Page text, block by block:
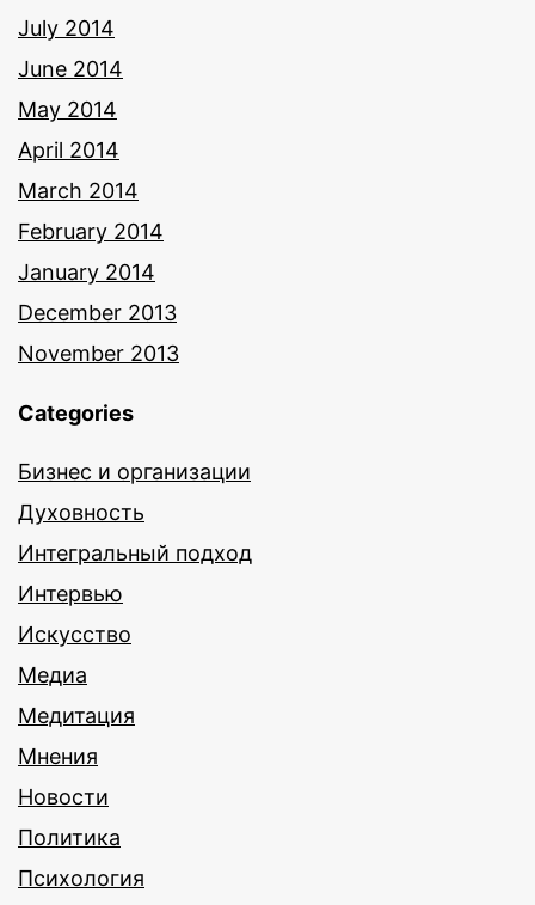
July 2014
June 2014
May 2014
April 2014
March 2014
February 2014
January 2014
December 2013
November 2013
Categories
Бизнес и организации
Духовность
Интегральный подход
Интервью
Искусство
Медиа
Медитация
Мнения
Новости
Политика
Психология